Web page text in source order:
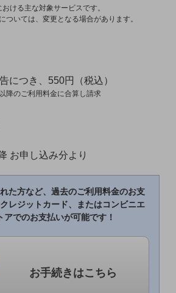
スをご紹介
ン
ける主な対象サービスです。
いては、変更となる場合があります。
につき、550円（税込）
降のご利用料金に合算し請求
お申し込み分より
た方など、過去のご利用料金のお支
クレジットカード、またはコンビニエ
アでのお支払いが可能です！
お手続きはこちら